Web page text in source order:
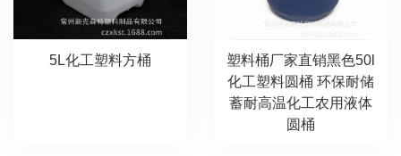
5L化工塑料方桶
塑料桶厂家直销黑色50l
化工塑料圆桶 环保耐储
蓄耐高温化工农用液体
圆桶